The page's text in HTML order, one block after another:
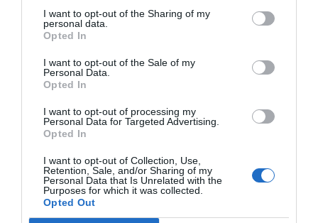
I want to opt-out of the Sharing of my
personal data.
Opted In
I want to opt-out of the Sale of my
Personal Data.
Opted In
I want to opt-out of processing my
Personal Data for Targeted Advertising.
Opted In
I want to opt-out of Collection, Use,
Retention, Sale, and/or Sharing of my
Personal Data that Is Unrelated with the
Purposes for which it was collected.
Opted Out
Artículos anteriores
Opinión
Enormes minucias
por Eulogio López